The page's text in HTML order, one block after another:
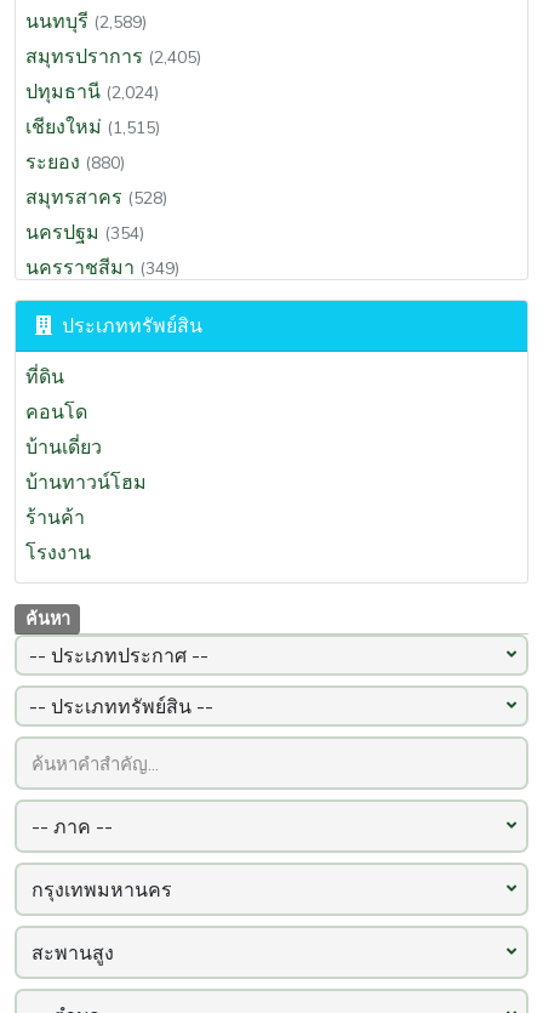
นนทบุรี (2,589)
สมุทรปราการ (2,405)
ปทุมธานี (2,024)
เชียงใหม่ (1,515)
ระยอง (880)
สมุทรสาคร (528)
นครปฐม (354)
นครราชสีมา (349)
ฉะเชิงเทรา(312)
สุราษฎร์ธานี(295)
ขอนแก่น
ประจวบคีรีขันธ์
นครนายก
สระบุรี(201)
พระนครศรีอยุธยา
เพชรบุรี
นครศรีธรรมราช(133)
สงขลา
เชียงราย(97)
นครสวรรค์(94)
ภูเก็ต(93)
ลำพูน(92)
ปราจีนบุรี(87)
ประเภททรัพย์สิน
ที่ดิน
คอนโด
บ้านเดี่ยว
บ้านทาวน์โฮม
ร้านค้า
โรงงาน
ค้นหา